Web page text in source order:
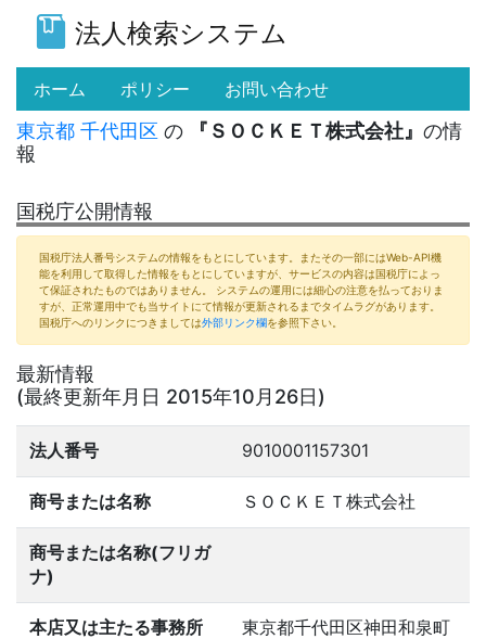
法人検索システム
ホーム (current)
ポリシー お問い合わせ
東京都 千代田区 の 『ＳＯＣＫＥＴ株式会社』 の情
報
国税庁公開情報
国税庁法人番号システムの情報をもとにしています。またその一部にはWeb-API機
能を利用して取得した情報をもとにしていますが、サービスの内容は国税庁によっ
て保証されたものではありません。 システムの運用には細心の注意を払っておりま
すが、正常運用中でも当サイトにて情報が更新されるまでタイムラグがあります。
国税庁へのリンクにつきましては外部リンク欄を参照下さい。
最新情報
(最終更新年月日 2015年10月26日)
法人番号 9010001157301
商号または名称 ＳＯＣＫＥＴ株式会社
商号または名称(フリガ
ナ)
本店又は主たる事務所
東京都千代田区神田和泉町